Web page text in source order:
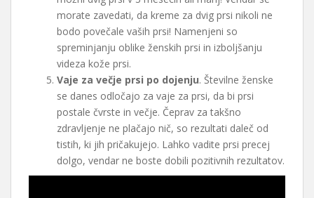
morate zavedati, da kreme za dvig prsi nikoli ne
bodo povečale vaših prsi! Namenjeni so
spreminjanju oblike ženskih prsi in izboljšanju
videza kože prsi.
Vaje za večje prsi po dojenju. Številne ženske
se danes odločajo za vaje za prsi, da bi prsi
postale čvrste in večje. Čeprav za takšno
zdravljenje ne plačajo nič, so rezultati daleč od
tistih, ki jih pričakujejo. Lahko vadite prsi precej
dolgo, vendar ne boste dobili pozitivnih rezultatov.